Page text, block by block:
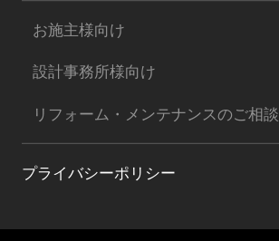
お施主様向け
設計事務所様向け
リフォーム・メンテナンスのご相談
プライバシーポリシー